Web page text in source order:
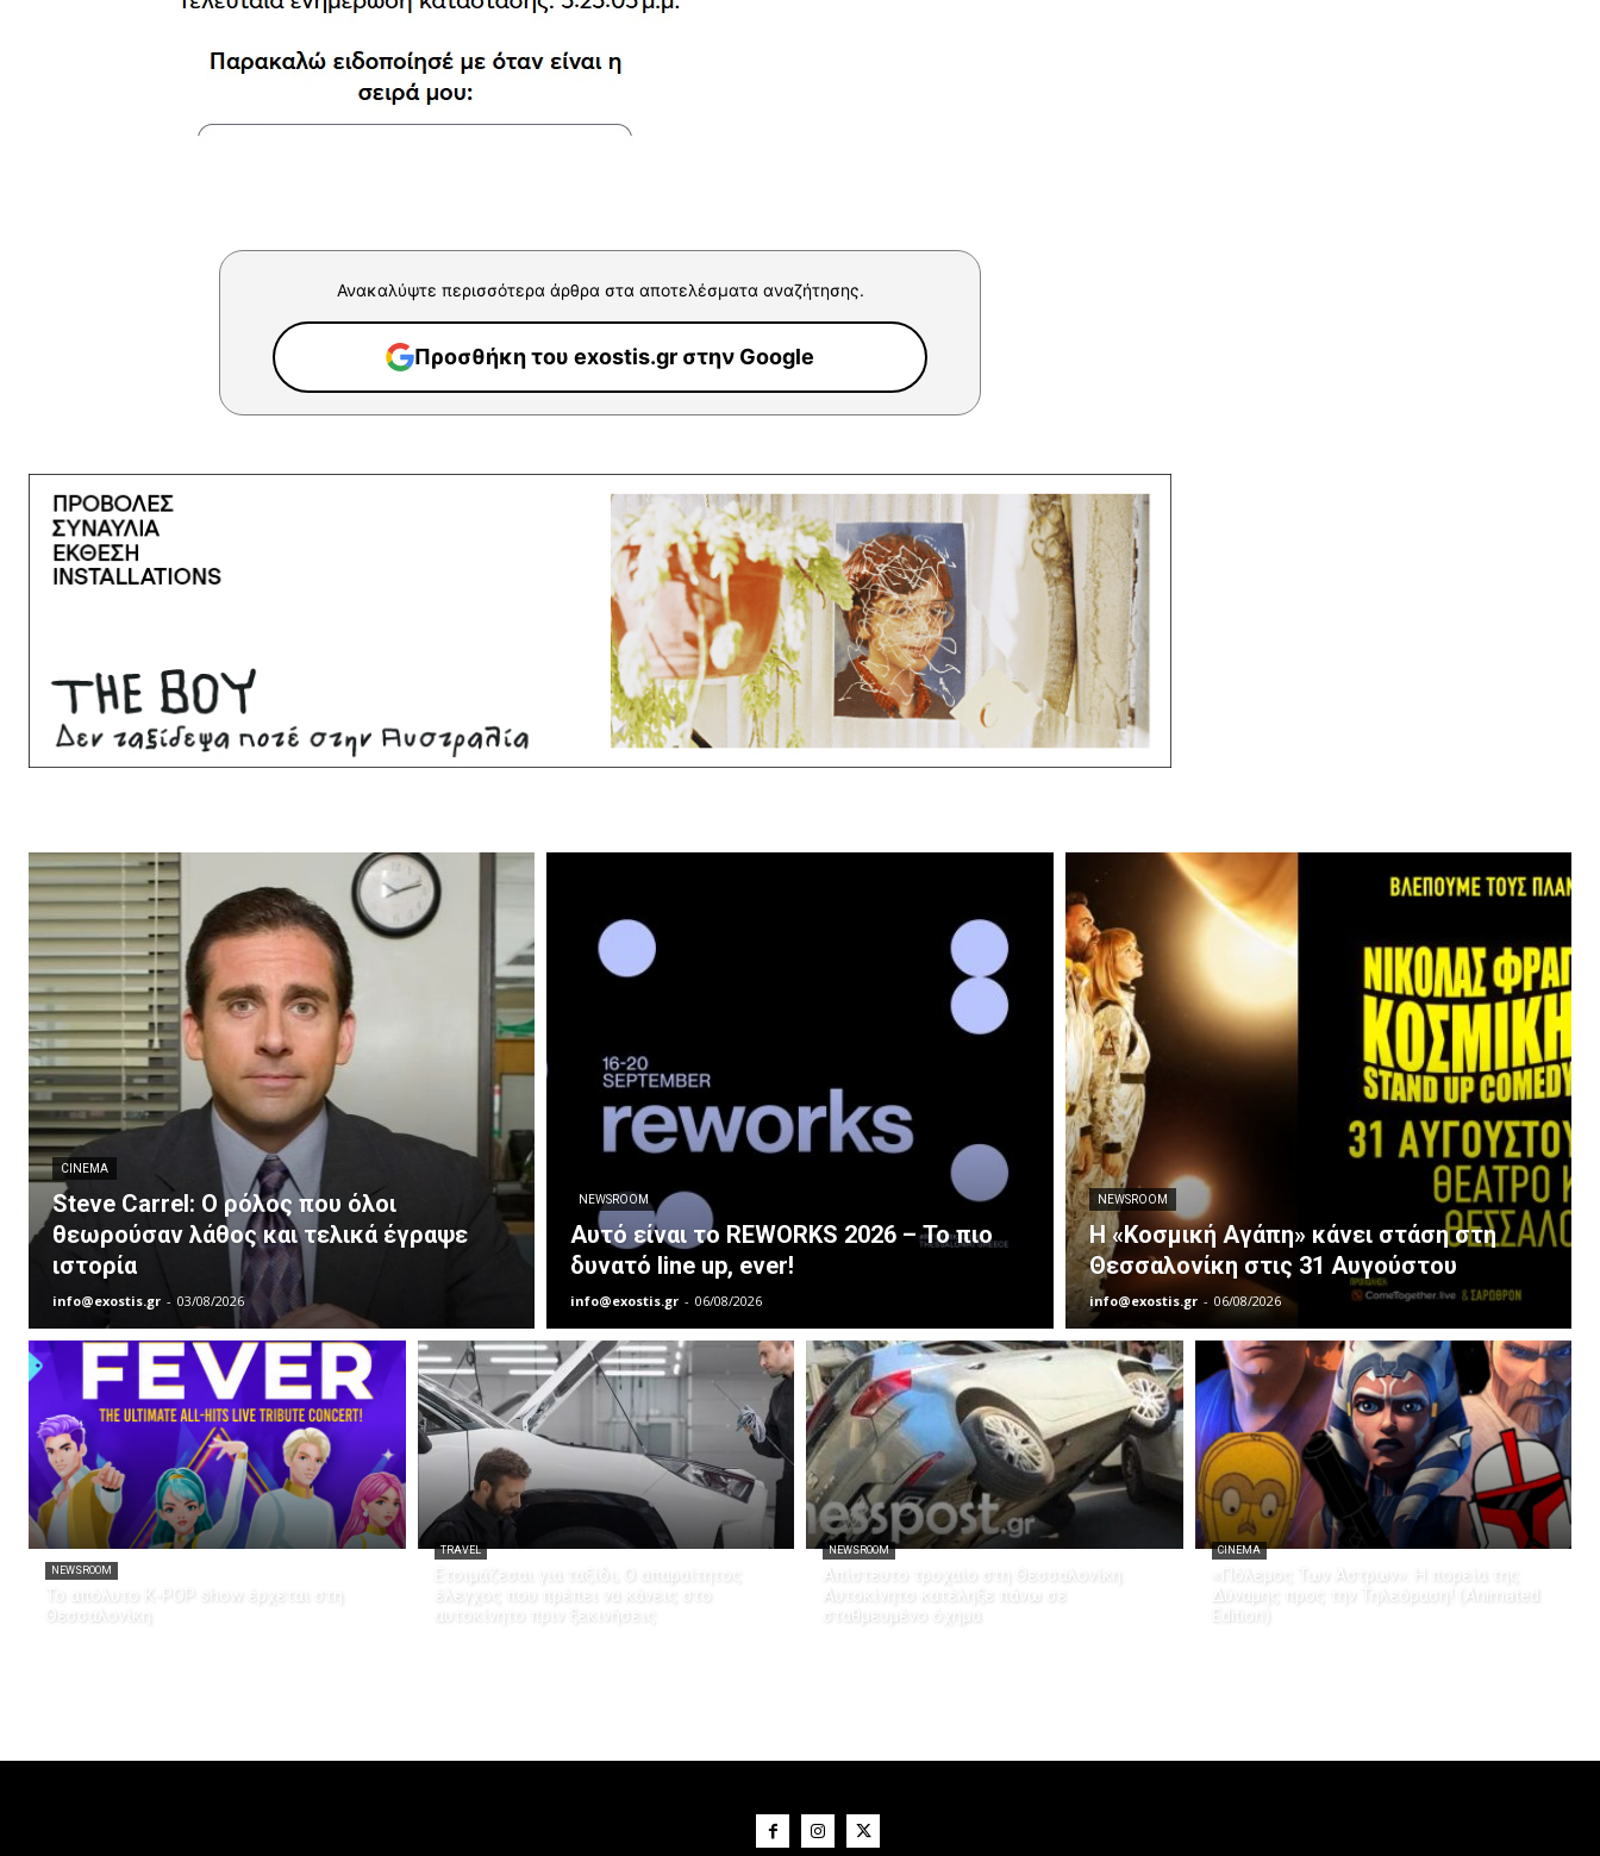
Ανακαλύψτε περισσότερα άρθρα στα αποτελέσματα αναζήτησης.
Προσθήκη του exostis.gr στην Google
CINEMA
Steve Carrel: Ο ρόλος που όλοι
θεωρούσαν λάθος και τελικά έγραψε
ιστορία
info@exostis.gr - 03/08/2026
NEWSROOM
Αυτό είναι το REWORKS 2026 – Το πιο
δυνατό line up, ever!
info@exostis.gr - 06/08/2026
NEWSROOM
Η «Κοσμική Αγάπη» κάνει στάση στη
Θεσσαλονίκη στις 31 Αυγούστου
info@exostis.gr - 06/08/2026
NEWSROOM
Το απόλυτο K-POP show έρχεται στη
Θεσσαλονίκη
TRAVEL
Ετοιμάζεσαι για ταξίδι; Ο απαραίτητος
έλεγχος που πρέπει να κάνεις στο
αυτοκίνητο πριν ξεκινήσεις
NEWSROOM
Απίστευτο τροχαίο στη Θεσσαλονίκη:
Αυτοκίνητο κατέληξε πάνω σε
σταθμευμένο όχημα
CINEMA
«Πόλεμος Των Άστρων»: Η πορεία της
Δύναμης προς την Τηλεόραση! (Animated